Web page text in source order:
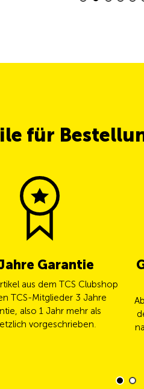
für
Garantie
aus dem TCS Clubshop
TCS-Mitglieder 3 Jahre
also 1 Jahr mehr als
vorgeschrieben.